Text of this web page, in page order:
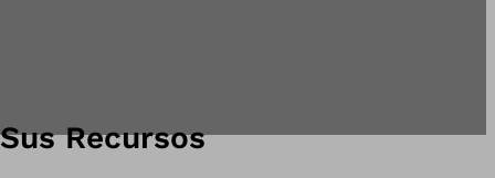
Sus Recursos